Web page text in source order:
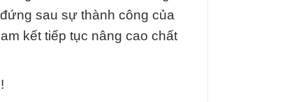
sau sự thành công của
kết tiếp tục nâng cao chất